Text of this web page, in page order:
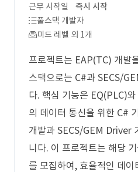
근무 시작일
즉시 시작
풀스택 개발자
미드 레벨 외 1개
프로젝트는 EAP(TC) 개발
스택으로는 C#과 SECS/
다. 핵심 기능은 EQ(PLC)
의 데이터 통신을 위한 C#
개발과 SECS/GEM Driver
니다. 이 프로젝트는 해당
를 모집하여, 효율적인 데